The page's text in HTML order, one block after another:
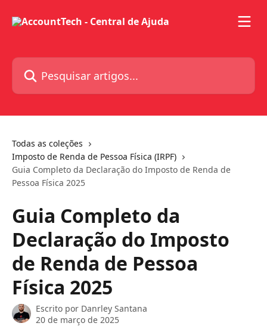
Pesquisar artigos...
Todas as coleções
Imposto de Renda de Pessoa Física (IRPF)
Guia Completo da Declaração do Imposto de Renda de
Pessoa Física 2025
Guia Completo da
Declaração do Imposto
de Renda de Pessoa
Física 2025
Escrito por Danrley Santana
20 de março de 2025